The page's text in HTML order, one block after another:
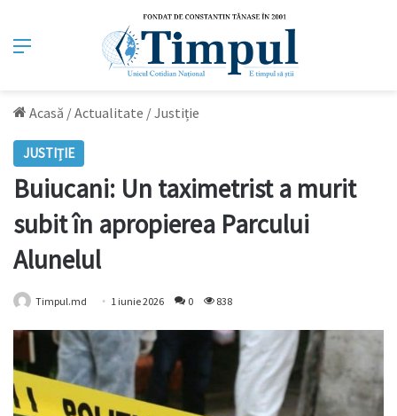
Meniu
Acasă /Actualitate /Justiție
JUSTIȚIE
Buiucani: Un taximetrist a murit
subit în apropierea Parcului
Alunelul
Timpul.md 1 iunie 2026 0 838